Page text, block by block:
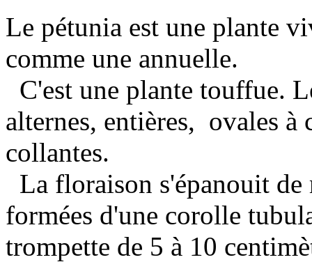
Le pétunia est une plante
comme une annuelle.
C'est une plante touffue.
alternes, entières, ovales
collantes.
La floraison s'épanouit
formées d'une corolle
trompette de 5 à 10